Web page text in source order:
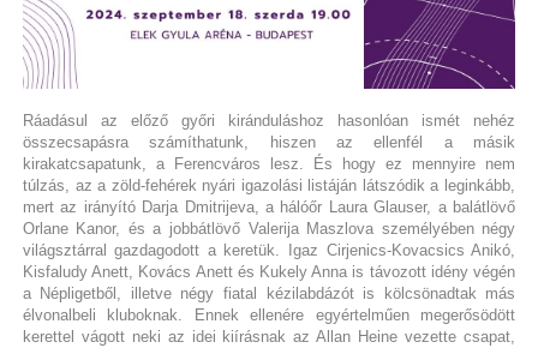
Ráadásul az előző győri kiránduláshoz hasonlóan ismét nehéz
összecsapásra számíthatunk, hiszen az ellenfél a másik
kirakatcsapatunk, a Ferencváros lesz. És hogy ez mennyire nem
túlzás, az a zöld-fehérek nyári igazolási listáján látszódik a leginkább,
mert az irányító Darja Dmitrijeva, a hálóőr Laura Glauser, a balátlövő
Orlane Kanor, és a jobbátlövő Valerija Maszlova személyében négy
világsztárral gazdagodott a keretük. Igaz Cirjenics-Kovacsics Anikó,
Kisfaludy Anett, Kovács Anett és Kukely Anna is távozott idény végén
a Népligetből, illetve négy fiatal kézilabdázót is kölcsönadtak más
élvonalbeli kluboknak. Ennek ellenére egyértelműen megerősödött
kerettel vágott neki az idei kiírásnak az Allan Heine vezette csapat,